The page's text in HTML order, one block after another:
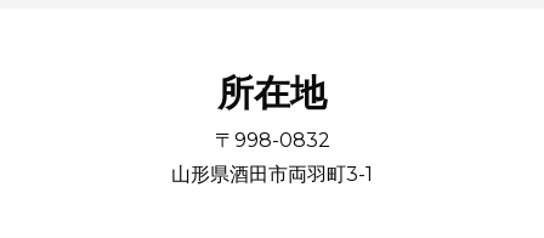
所在地
〒998-0832
山形県酒田市両羽町3-1